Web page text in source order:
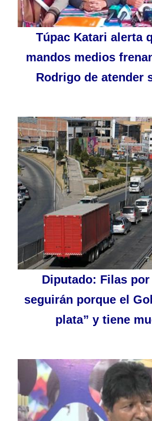
Túpac Katari alerta
mandos medios
Rodrigo de atender
Diputado: Filas
seguirán porque el
plata” y tiene